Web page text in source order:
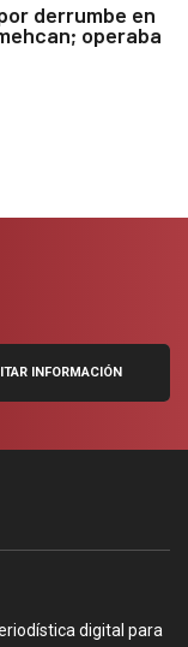
derrumbe en
operaba
digital para